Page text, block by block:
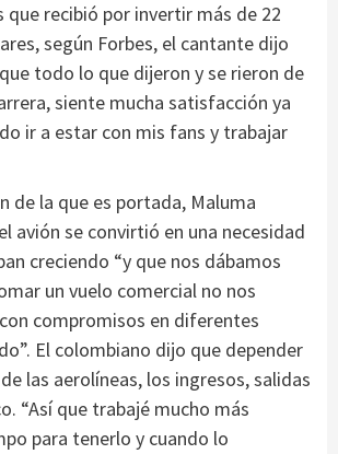
que recibió por invertir más de 22
según Forbes, el cantante dijo
todo lo que dijeron y se rieron de
siente mucha satisfacción ya
ir a estar con mis fans y trabajar
de la que es portada, Maluma
avión se convirtió en una necesidad
creciendo “y que nos dábamos
un vuelo comercial no nos
compromisos en diferentes
El colombiano dijo que depender
las aerolíneas, los ingresos, salidas
“Así que trabajé mucho más
para tenerlo y cuando lo